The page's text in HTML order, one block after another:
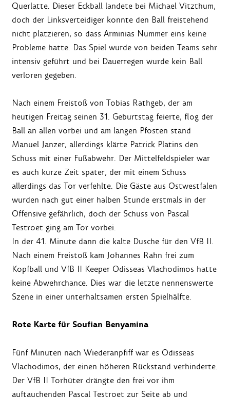
Querlatte. Dieser Eckball landete bei Michael Vitzthum,
doch der Linksverteidiger konnte den Ball freistehend
nicht platzieren, so dass Arminias Nummer eins keine
Probleme hatte. Das Spiel wurde von beiden Teams sehr
intensiv geführt und bei Dauerregen wurde kein Ball
verloren gegeben.
Nach einem Freistoß von Tobias Rathgeb, der am
heutigen Freitag seinen 31. Geburtstag feierte, flog der
Ball an allen vorbei und am langen Pfosten stand
Manuel Janzer, allerdings klärte Patrick Platins den
Schuss mit einer Fußabwehr. Der Mittelfeldspieler war
es auch kurze Zeit später, der mit einem Schuss
allerdings das Tor verfehlte. Die Gäste aus Ostwestfalen
wurden nach gut einer halben Stunde erstmals in der
Offensive gefährlich, doch der Schuss von Pascal
Testroet ging am Tor vorbei.
In der 41. Minute dann die kalte Dusche für den VfB II.
Nach einem Freistoß kam Johannes Rahn frei zum
Kopfball und VfB II Keeper Odisseas Vlachodimos hatte
keine Abwehrchance. Dies war die letzte nennenswerte
Szene in einer unterhaltsamen ersten Spielhälfte.
Rote Karte für Soufian Benyamina
Fünf Minuten nach Wiederanpfiff war es Odisseas
Vlachodimos, der einen höheren Rückstand verhinderte.
Der VfB II Torhüter drängte den frei vor ihm
auftauchenden Pascal Testroet zur Seite ab und